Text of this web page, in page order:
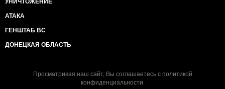
УНИЧТОЖЕНИЕ
АТАКА
ГЕНШТАБ ВС
ДОНЕЦКАЯ ОБЛАСТЬ
Просматривая наш сайт, Вы соглашаетесь с политикой
конфиденциальности.